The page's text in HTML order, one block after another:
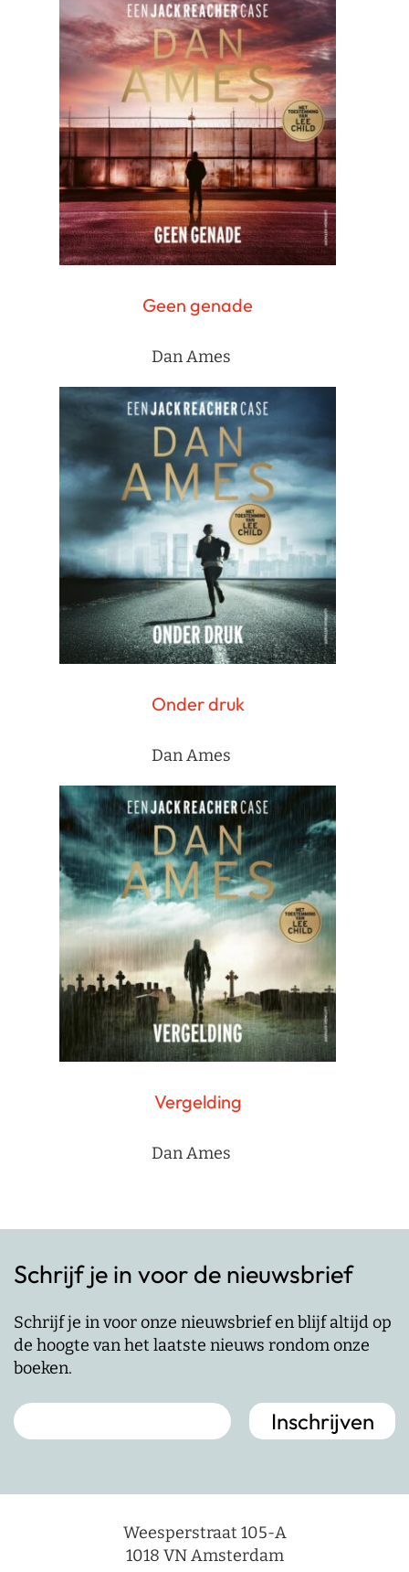
Geen genade
Dan Ames
Onder druk
Dan Ames
Vergelding
Dan Ames
Schrijf je in voor de nieuwsbrief
Schrijf je in voor onze nieuwsbrief en blijf altijd op
de hoogte van het laatste nieuws rondom onze
boeken.
Weesperstraat 105-A
1018 VN Amsterdam